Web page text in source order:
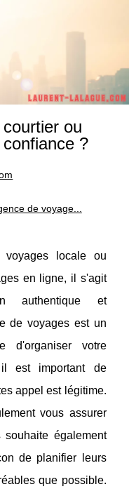
ou
?
de voyage...
locale ou
en ligne, il s'agit
authentique et
de voyages est un
d'organiser votre
il est important de
appel est légitime.
vous assurer
également
de planifier leurs
que possible.